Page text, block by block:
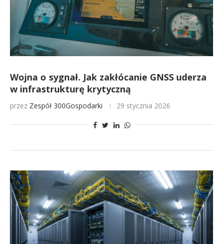
Wojna o sygnał. Jak zakłócanie GNSS uderza
w infrastrukturę krytyczną
przez Zespół 300Gospodarki 29 stycznia 2026